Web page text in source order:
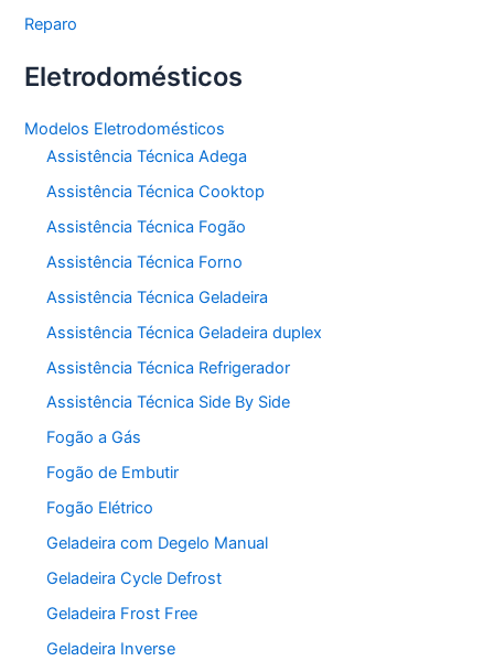
Reparo
Eletrodomésticos
Modelos Eletrodomésticos
Assistência Técnica Adega
Assistência Técnica Cooktop
Assistência Técnica Fogão
Assistência Técnica Forno
Assistência Técnica Geladeira
Assistência Técnica Geladeira duplex
Assistência Técnica Refrigerador
Assistência Técnica Side By Side
Fogão a Gás
Fogão de Embutir
Fogão Elétrico
Geladeira com Degelo Manual
Geladeira Cycle Defrost
Geladeira Frost Free
Geladeira Inverse